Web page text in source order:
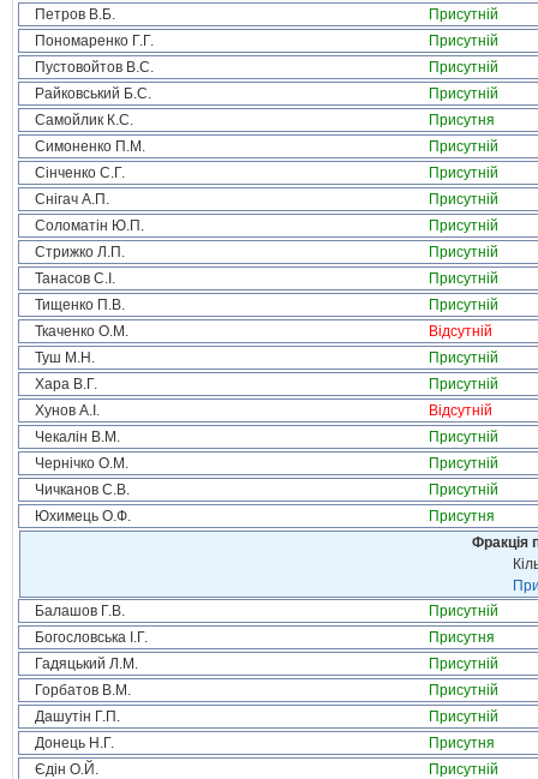
Петров В.Б.
Присутній
Пономаренко Г.Г.
Присутній
Пустовойтов В.С.
Присутній
Райковський Б.С.
Присутній
Самойлик К.С.
Присутня
Симоненко П.М.
Присутній
Сінченко С.Г.
Присутній
Снігач А.П.
Присутній
Соломатін Ю.П.
Присутній
Стрижко Л.П.
Присутній
Танасов С.І.
Присутній
Тищенко П.В.
Присутній
Ткаченко О.М.
Відсутній
Туш М.Н.
Присутній
Хара В.Г.
Присутній
Хунов А.І.
Відсутній
Чекалін В.М.
Присутній
Чернічко О.М.
Присутній
Чичканов С.В.
Присутній
Юхимець О.Ф.
Присутня
Фракція
Балашов Г.В.
Присутній
Богословська І.Г.
Присутня
Гадяцький Л.М.
Присутній
Горбатов В.М.
Присутній
Дашутін Г.П.
Присутній
Донець Н.Г.
Присутня
Єдін О.Й.
Присутній